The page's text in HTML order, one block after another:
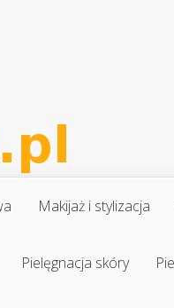
Makijaż i stylizacja
Pielęgnacja skóry